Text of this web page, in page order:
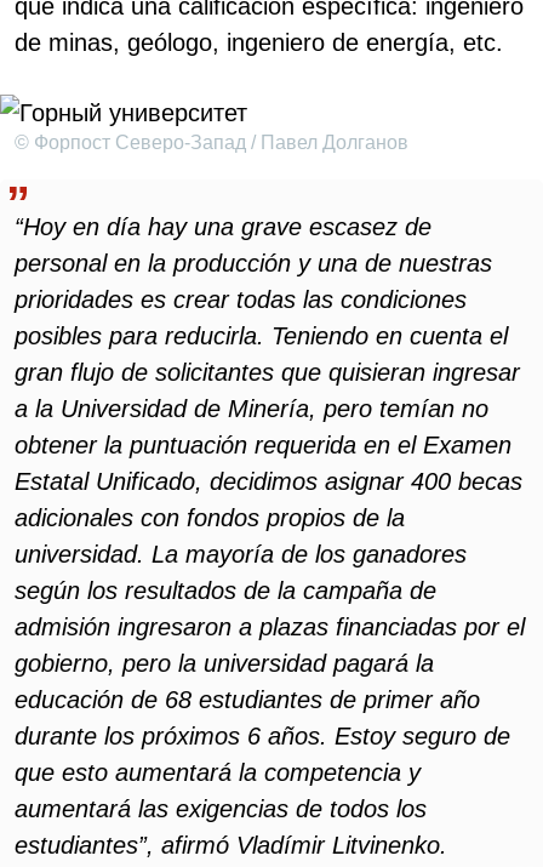
que indica una calificación específica: ingeniero
de minas, geólogo, ingeniero de energía, etc.
© Форпост Северо-Запад / Павел Долганов
“Hoy en día hay una grave escasez de
personal en la producción y una de nuestras
prioridades es crear todas las condiciones
posibles para reducirla. Teniendo en cuenta el
gran flujo de solicitantes que quisieran ingresar
a la Universidad de Minería, pero temían no
obtener la puntuación requerida en el Examen
Estatal Unificado, decidimos asignar 400 becas
adicionales con fondos propios de la
universidad. La mayoría de los ganadores
según los resultados de la campaña de
admisión ingresaron a plazas financiadas por el
gobierno, pero la universidad pagará la
educación de 68 estudiantes de primer año
durante los próximos 6 años. Estoy seguro de
que esto aumentará la competencia y
aumentará las exigencias de todos los
estudiantes”, afirmó Vladímir Litvinenko.